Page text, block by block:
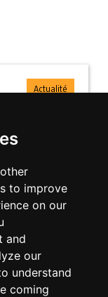
to improve
on our
and
our
understand
coming
Actualité
au projet
opérateurs